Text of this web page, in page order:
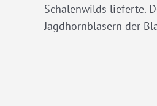
Schalenwilds lieferte.
Jagdhornbläsern der